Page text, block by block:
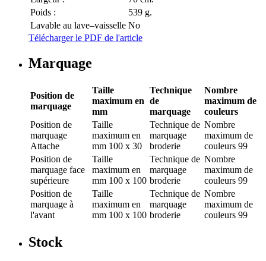
Poids :
539 g.
Lavable au lave–vaisselle No
Télécharger le PDF de l'article
Marquage
Position de
marquage
Taille
maximum en
mm
Technique
de
marquage
Nombre
maximum de
couleurs
Position de
marquage
Attache
Taille
maximum en
mm 100 x 30
Technique de
marquage
broderie
Nombre
maximum de
couleurs 99
Position de
marquage face
supérieure
Taille
maximum en
mm 100 x 100
Technique de
marquage
broderie
Nombre
maximum de
couleurs 99
Position de
marquage à
l'avant
Taille
maximum en
mm 100 x 100
Technique de
marquage
broderie
Nombre
maximum de
couleurs 99
Stock